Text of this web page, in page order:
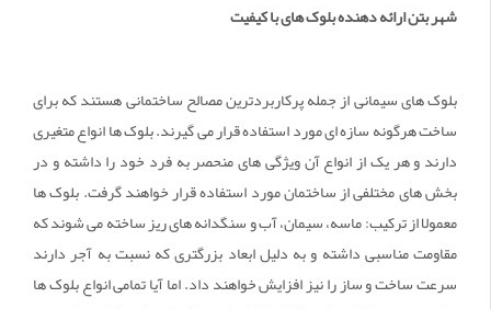
شهر بتن ارائه دهنده بلوک های با کیفیت
بلوک های سیمانی از جمله پرکاربردترین مصالح ساختمانی هستند که برای
ساخت هرگونه سازه ای مورد استفاده قرار می گیرند. بلوک ها انواع متغیری
دارند و هر یک از انواع آن ویژگی های منحصر به فرد خود را داشته و در
بخش های مختلفی از ساختمان مورد استفاده قرار خواهند گرفت. بلوک ها
معمولا از ترکیب: ماسه، سیمان، آب و سنگدانه های ریز ساخته می شوند که
مقاومت مناسبی داشته و به دلیل ابعاد بزرگتری که نسبت به آجر دارند
سرعت ساخت و ساز را نیز افزایش خواهند داد. اما آیا تمامی انواع بلوک ها